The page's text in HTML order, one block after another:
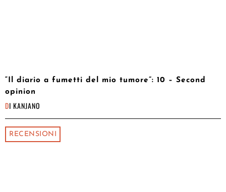
“Il diario a fumetti del mio tumore”: 10 – Second
opinion
DI KANJANO
RECENSIONI